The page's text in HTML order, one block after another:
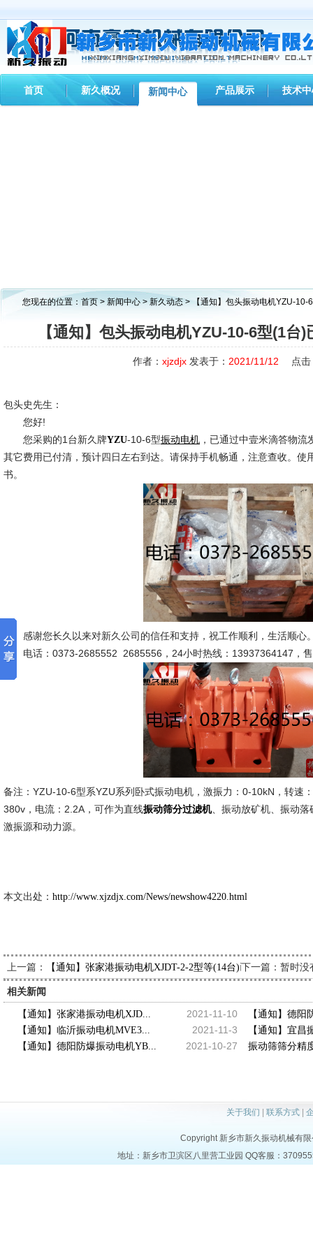
首页 新久概况 新闻中心 产品展示 技术
您现在的位置： 首页 > 新闻中心 > 新久动态 > 【通知】包头振动电机YZU-10-
【通知】包头振动电机YZU-10-6型(1台
作者： xjzdjx发表于： 2021/11/12 点击
包头史先生：
您好!
您采购的1台新久牌YZU-10-6型振动电机 ，已通过中壹米滴答物
其它费用已付清，预计四日左右到达。请保持手机畅通，注意查收。使
书。
感谢您长久以来对新久公司的信任和支持，祝工作顺利，生活顺心
系。电话：0373-2685552 2685556，24小时热线：13937364147，
备注：YZU-10-6型系YZU系列卧式振动电机，激振力：0-10kN，转速
380v，电流：2.2A，可作为直线振动筛分过滤机、振动放矿机、振动
激振源和动力源。
本文出处： http://www.xjzdjx.com/News/newshow4220.html
上一篇： 【通知】张家港振动电机XJDT-2-2型等(14台)已发，请郑经理
下一篇：暂时没
相关新闻
2021-11-10
【通知】张家港振动电机XJD... 【通知】德阳
2021-11-3
【通知】临沂振动电机MVE3... 【通知】宜昌
2021-10-27
【通知】德阳防爆振动电机YB... 振动筛筛分精
关于我们 | 联系方式|
Copyright 新乡市新久振动机械有
地址：新乡市卫滨区八里营工业园 QQ客服：